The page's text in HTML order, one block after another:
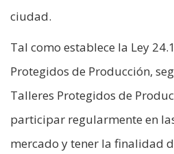
ciudad.
Tal como establece la Ley
Protegidos de Producción,
Talleres Protegidos de
participar regularmente en
mercado y tener la finalidad